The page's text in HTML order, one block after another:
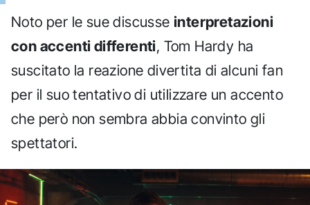
Noto per le sue discusse interpretazioni
con accenti differenti, Tom Hardy ha
suscitato la reazione divertita di alcuni fan
per il suo tentativo di utilizzare un accento
che però non sembra abbia convinto gli
spettatori.